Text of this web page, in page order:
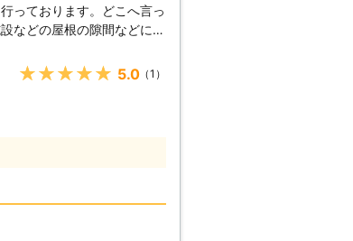
っております。どこへ言っ
などの屋根の隙間などに住
凌ぐことができ、ヒナを育
うのです。しかし、ハトに
いのではないでしょうか。
ト駆除をご依頼ください。
日同じ動線で行動すると
分たちの糞。ご自宅の周辺
ておきましょう。また、ご
★★★★★ 5.0（1）